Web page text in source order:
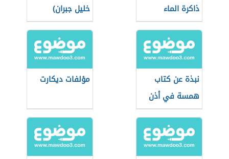
ذاكرة الماء
خليل جبران)
نبذة عن كتاب
همسة في أذن
فتاة
مؤلفات ديكارت